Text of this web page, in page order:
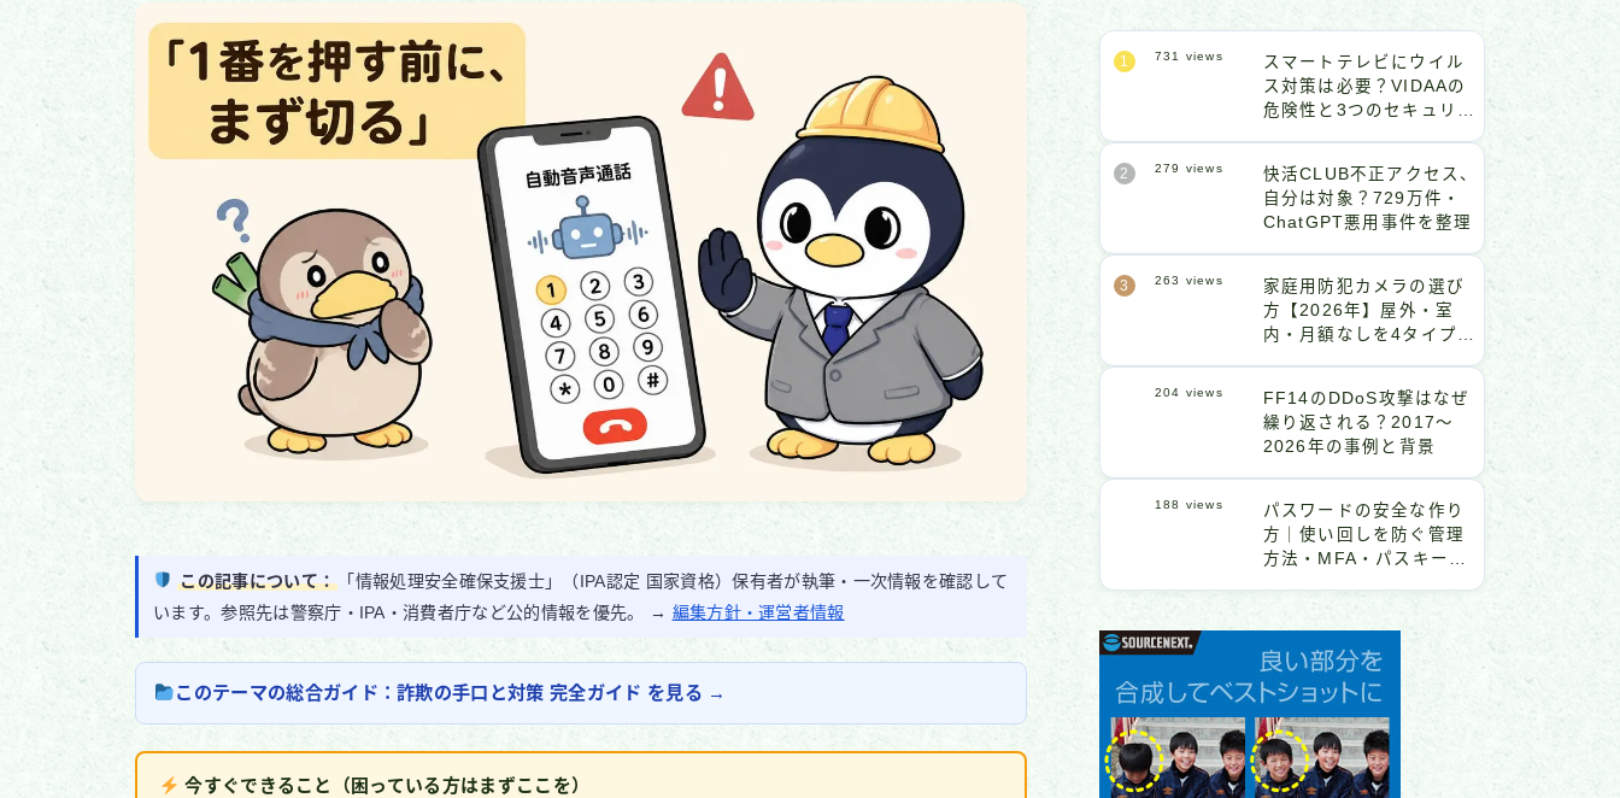
この記事について：
「情報処理安全確保支援士」（IPA認定 国家資格）保有者が執筆・一次情報を確認して
います。参照先は警察庁・IPA・消費者庁など公的情報を優先。 → 編集方針・運営者情報
このテーマの総合ガイド：詐欺の手口と対策 完全ガイド を見る →
今すぐできること（困っている方はまずここを）
スマートテレビにウイル
ス対策は必要？VIDAAの
危険性と3つのセキュリテ
731 views
快活CLUB不正アクセス、
自分は対象？729万件・
ChatGPT悪用事件を整理
279 views
家庭用防犯カメラの選び
方【2026年】屋外・室
内・月額なしを4タイプ比
263 views
FF14のDDoS攻撃はなぜ
繰り返される？2017〜
2026年の事例と背景
204 views
パスワードの安全な作り
方｜使い回しを防ぐ管理
方法・MFA・パスキーま
188 views